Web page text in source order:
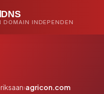
DOMAIN INDEPENDEN
›agricon.com